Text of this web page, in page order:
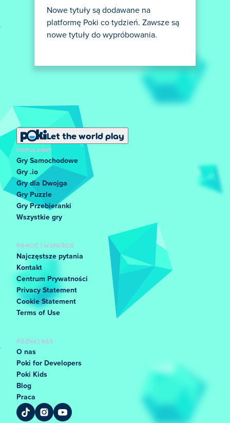
Nowe tytuły są dodawane na
platformę Poki co tydzień. Zawsze są
nowe tytuły do wypróbowania.
Let the world play
POPULARNY
Gry Samochodowe
Gry .io
Gry dla Dwojga
Gry Puzzle
Gry Przebieranki
Wszystkie gry
POMOC I WSPARCIE
Najczęstsze pytania
Kontakt
Centrum Prywatności
Privacy Statement
Cookie Statement
Terms of Use
POZNAJ NAS
O nas
Poki for Developers
Poki Kids
Blog
Praca